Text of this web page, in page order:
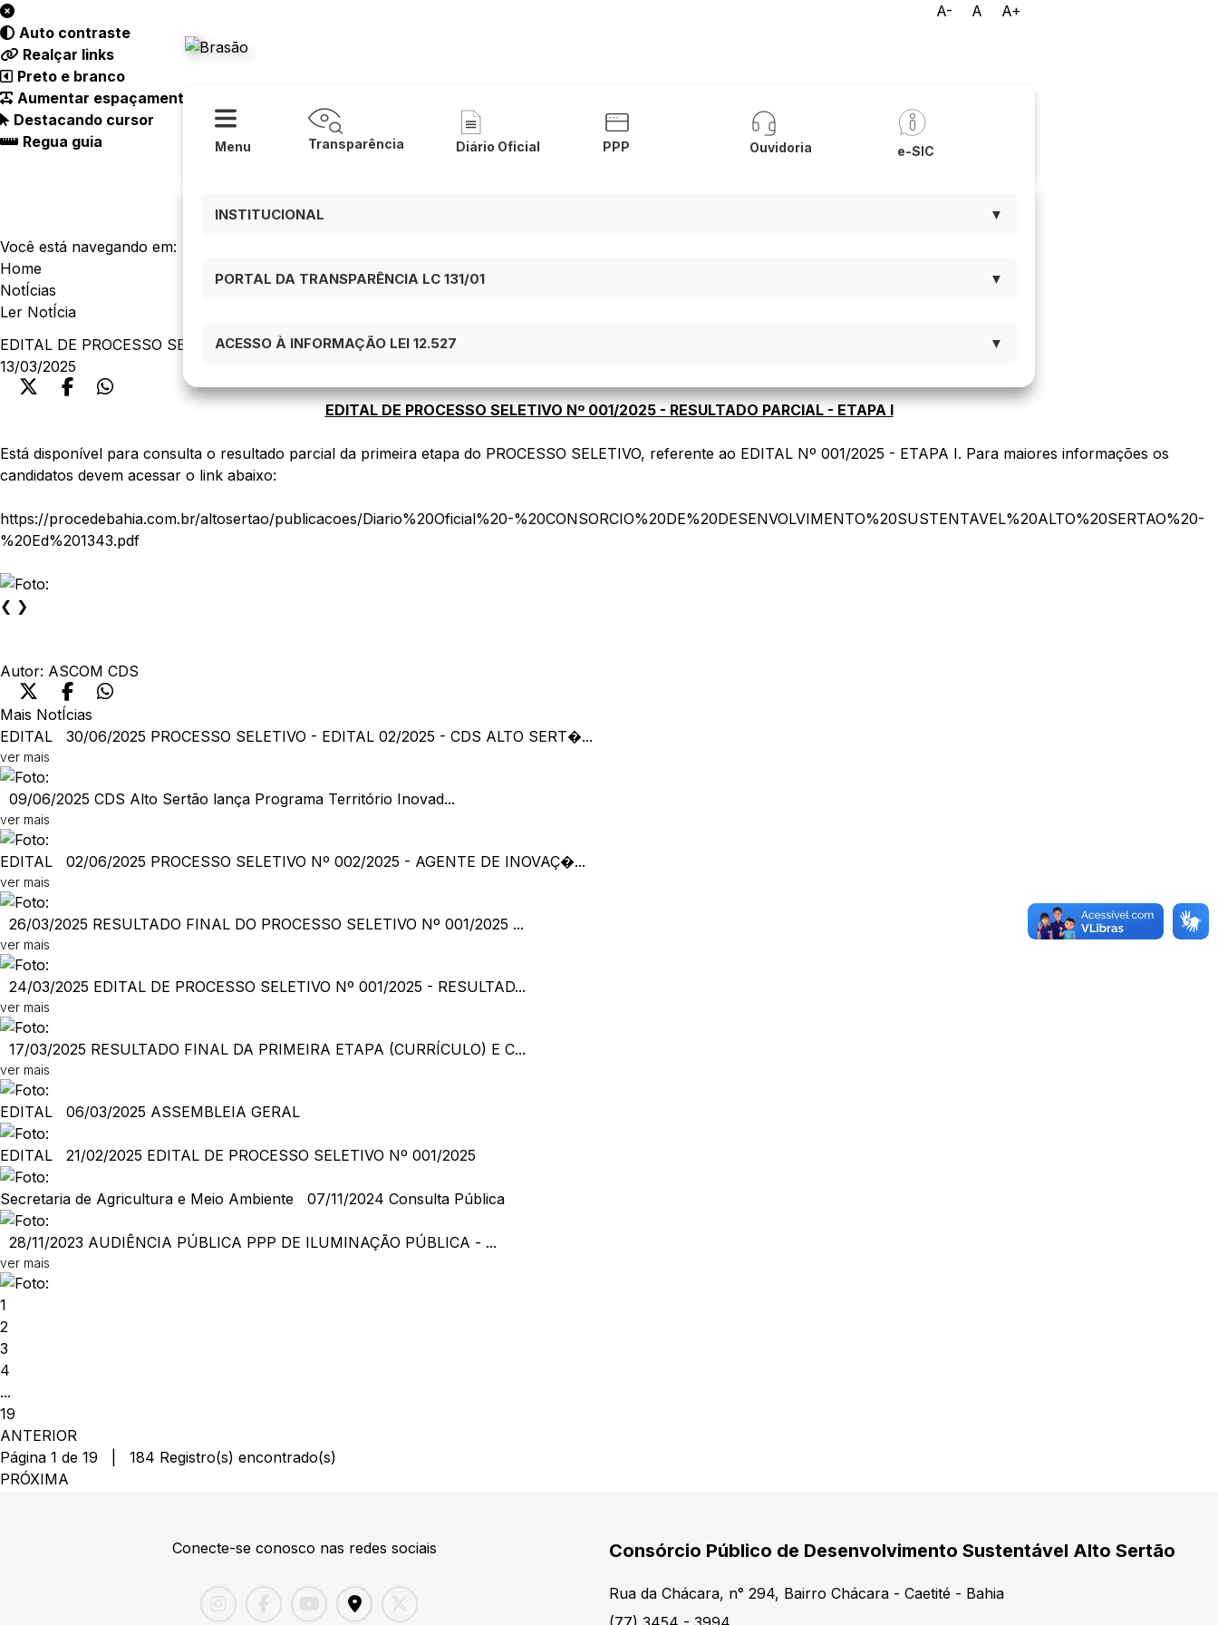
A- A
A+
Menu Transparência Diário Oficial PPP Ouvidoria e-SIC
INSTITUCIONAL ▼
PORTAL DA TRANSPARÊNCIA LC 131/01 ▼
ACESSO À INFORMAÇÃO LEI 12.527 ▼
Auto contraste
Realçar links
Preto e branco
Aumentar espaçamento
Destacando cursor
Regua guia
Você está navegando em:
Home
NotÍcias
Ler NotÍcia
EDITAL DE PROCESSO SELETIVO Nº 001/2025 - RESULTADO PRELIMINAR - ETAPA I
13/03/2025
EDITAL DE PROCESSO SELETIVO Nº 001/2025 - RESULTADO PARCIAL - ETAPA I
Está disponível para consulta o resultado parcial da primeira etapa do PROCESSO SELETIVO, referente ao EDITAL Nº 001/2025 - ETAPA I. Para maiores informações os
candidatos devem acessar o link abaixo:
https://procedebahia.com.br/altosertao/publicacoes/Diario%20Oficial%20-%20CONSORCIO%20DE%20DESENVOLVIMENTO%20SUSTENTAVEL%20ALTO%20SERTAO%20-
%20Ed%201343.pdf
❮ ❯
Autor: ASCOM CDS
Mais NotÍcias
EDITAL
30/06/2025 PROCESSO SELETIVO - EDITAL 02/2025 - CDS ALTO SERT�...
ver mais
09/06/2025 CDS Alto Sertão lança Programa Território Inovad...
ver mais
EDITAL 02/06/2025 PROCESSO SELETIVO Nº 002/2025 - AGENTE DE INOVAÇ�...
ver mais
26/03/2025 RESULTADO FINAL DO PROCESSO SELETIVO Nº 001/2025 ...
ver mais
24/03/2025 EDITAL DE PROCESSO SELETIVO Nº 001/2025 - RESULTAD...
ver mais
17/03/2025 RESULTADO FINAL DA PRIMEIRA ETAPA (CURRÍCULO) E C...
ver mais
EDITAL 06/03/2025 ASSEMBLEIA GERAL
EDITAL 21/02/2025 EDITAL DE PROCESSO SELETIVO Nº 001/2025
Secretaria de Agricultura e Meio Ambiente 07/11/2024 Consulta Pública
28/11/2023 AUDIÊNCIA PÚBLICA PPP DE ILUMINAÇÃO PÚBLICA - ...
ver mais
1
2
3
4
...
19
ANTERIOR
Página 1 de 19 | 184 Registro(s) encontrado(s)
PRÓXIMA
Conecte-se conosco nas redes sociais Consórcio Público de Desenvolvimento Sustentável Alto Sertão
Rua da Chácara, n° 294, Bairro Chácara - Caetité - Bahia